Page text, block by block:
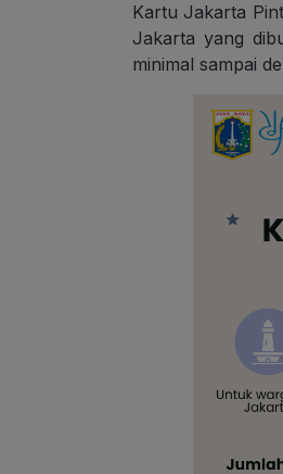
Kartu Jakarta
Jakarta yang
minimal sampai